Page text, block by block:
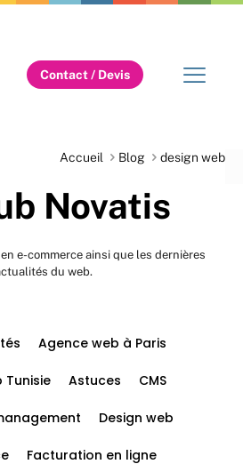
Contact / Devis
Accueil Blog design web
Novatis
e-commerce ainsi que les dernières
du web.
Agence web à Paris
Tunisie Astuces CMS
Design web
Facturation en ligne